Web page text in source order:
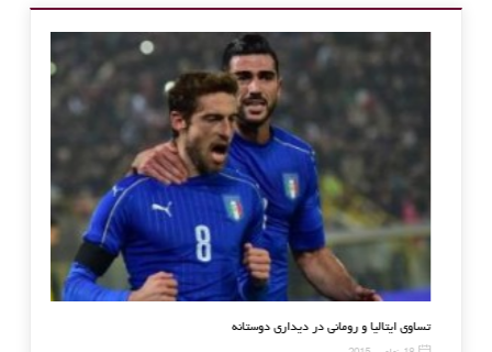
بارسلونا در نیوکمپ